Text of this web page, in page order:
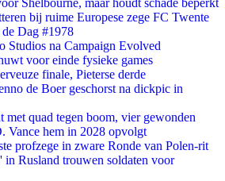
Shelbourne, maar houdt schade beperkt
bij ruime Europese zege FC Twente
Dag #1978
Studios na Campaign Evolved
voor einde fysieke games
finale, Pieterse derde
de Boer geschorst na dickpic in
met quad tegen boom, vier gewonden
Vance hem in 2028 opvolgt
profzege in zware Ronde van Polen-rit
in Rusland trouwen soldaten voor